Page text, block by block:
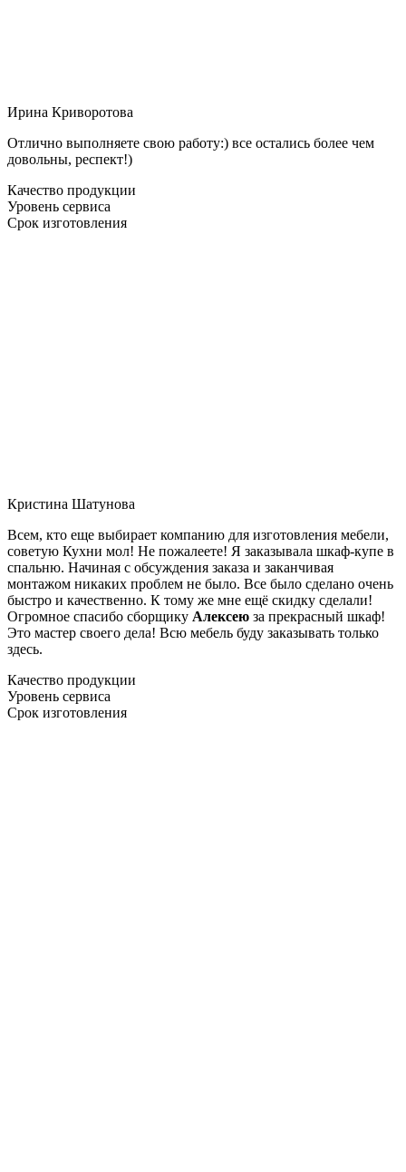
Ирина Криворотова
Отлично выполняете свою работу:) все остались более чем
довольны, респект!)
Качество продукции
Уровень сервиса
Срок изготовления
Кристина Шатунова
Всем, кто еще выбирает компанию для изготовления мебели,
советую Кухни мол! Не пожалеете! Я заказывала шкаф-купе в
спальню. Начиная с обсуждения заказа и заканчивая
монтажом никаких проблем не было. Все было сделано очень
быстро и качественно. К тому же мне ещё скидку сделали!
Огромное спасибо сборщику Алексею за прекрасный шкаф!
Это мастер своего дела! Всю мебель буду заказывать только
здесь.
Качество продукции
Уровень сервиса
Срок изготовления